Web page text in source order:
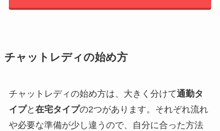
チャットレディの始め方
チャットレディの始め方は、大きく分けて通勤タ
イプと 在宅タイプの2つがあります。それぞれ流れ
や必要な準備が少し違うので、自分に合った方法